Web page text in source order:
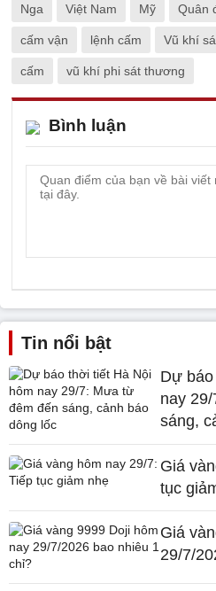
Nga Việt Nam Mỹ Quân
cấm vận lệnh cấm Vũ khí
cấm vũ khí phi sát thương
Bình luận
Tin nổi bật
Dự
nay
sáng,
Giá
tục
Giá
29/7/